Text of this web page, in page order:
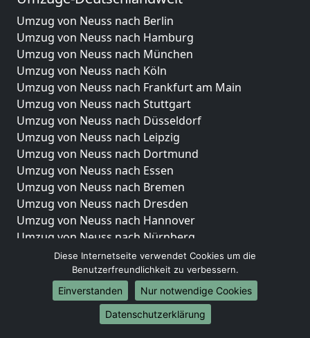
Umzug von Neuss nach Berlin
Umzug von Neuss nach Hamburg
Umzug von Neuss nach München
Umzug von Neuss nach Köln
Umzug von Neuss nach Frankfurt am Main
Umzug von Neuss nach Stuttgart
Umzug von Neuss nach Düsseldorf
Umzug von Neuss nach Leipzig
Umzug von Neuss nach Dortmund
Umzug von Neuss nach Essen
Umzug von Neuss nach Bremen
Umzug von Neuss nach Dresden
Umzug von Neuss nach Hannover
Umzug von Neuss nach Nürnberg
Umzug von Neuss nach Duisburg
Umzug von Neuss nach Bochum
Umzug von Neuss nach Wuppertal
Umzug von Neuss nach Bielefeld
Umzug von Neuss nach Bonn
Diese Internetseite verwendet Cookies um die
Benutzerfreundlichkeit zu verbessern.
Einverstanden
Nur notwendige Cookies
Datenschutzerklärung